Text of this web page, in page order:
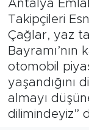
Antalya
Takipçileri
Çağlar, yaz
Bayramı’nın
otomobil
yaşandığını
almayı
dilimindeyiz”
Magazin
Özel
Politika
Resmi